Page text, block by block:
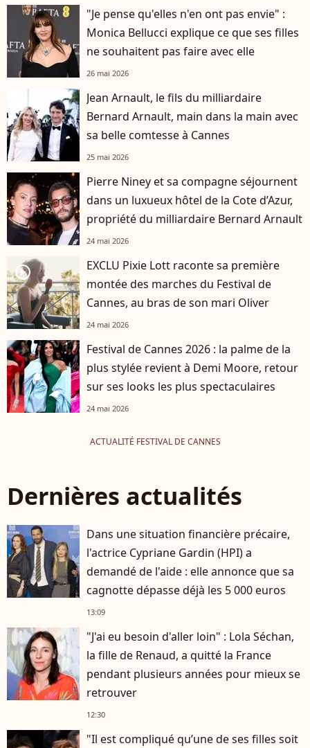
"Je pense qu'elles n'en ont pas envie" :
Monica Bellucci explique ce que ses filles
ne souhaitent pas faire avec elle
26 mai 2026
Jean Arnault, le fils du milliardaire
Bernard Arnault, main dans la main avec
sa belle comtesse à Cannes
25 mai 2026
Pierre Niney et sa compagne séjournent
dans un luxueux hôtel de la Cote d’Azur,
propriété du milliardaire Bernard Arnault
24 mai 2026
player2
EXCLU Pixie Lott raconte sa première
montée des marches du Festival de
Cannes, au bras de son mari Oliver
24 mai 2026
Festival de Cannes 2026 : la palme de la
plus stylée revient à Demi Moore, retour
sur ses looks les plus spectaculaires
24 mai 2026
ACTUALITÉ FESTIVAL DE CANNES
Dernières actualités
Dans une situation financière précaire,
l'actrice Cypriane Gardin (HPI) a
demandé de l'aide : elle annonce que sa
cagnotte dépasse déjà les 5 000 euros
13:09
"J'ai eu besoin d'aller loin" : Lola Séchan,
la fille de Renaud, a quitté la France
pendant plusieurs années pour mieux se
retrouver
12:30
"Il est compliqué qu’une de ses filles soit